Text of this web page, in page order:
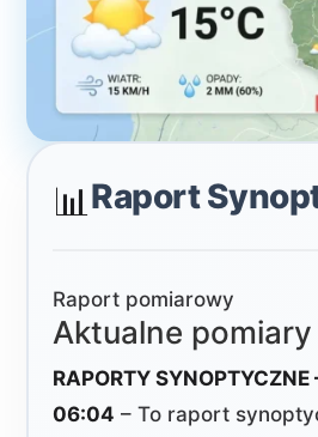
📊Raport
Raport pomiarowy
Aktualne
RAPORTY
06:04 – To raport